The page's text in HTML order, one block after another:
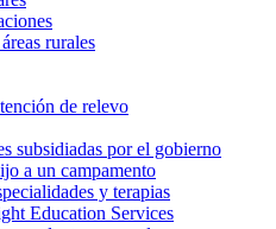
rurales
de relevo
subsidiadas por el gobierno
a un campamento
y terapias
Education Services